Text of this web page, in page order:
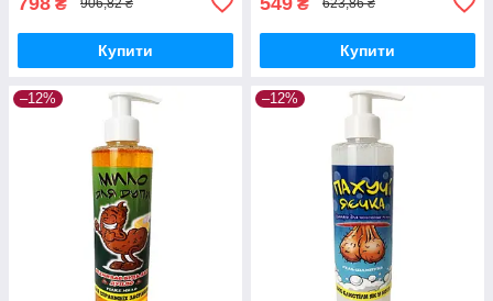
906,82 ₴
Купити
623,86 ₴
Купити
–12% –12%